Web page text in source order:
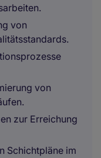
von
von
zur Erreichung
Schichtpläne im